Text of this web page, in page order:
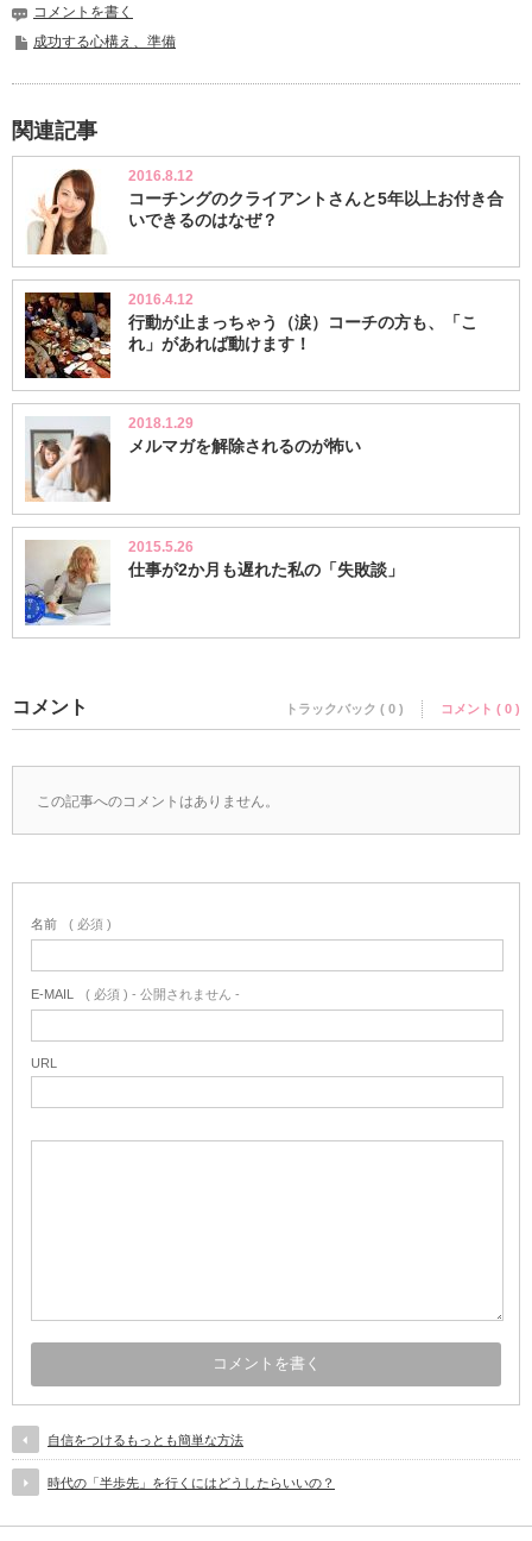
コメントを書く
成功する心構え、準備
関連記事
2016.8.12
コーチングのクライアントさんと5年以上お付き合
いできるのはなぜ？
2016.4.12
行動が止まっちゃう（涙）コーチの方も、「こ
れ」があれば動けます！
2018.1.29
メルマガを解除されるのが怖い
2015.5.26
仕事が2か月も遅れた私の「失敗談」
コメント トラックバック ( 0 ) コメント ( 0 )
この記事へのコメントはありません。
名前 ( 必須 )
E-MAIL ( 必須 ) - 公開されません -
URL
自信をつけるもっとも簡単な方法
時代の「半歩先」を行くにはどうしたらいいの？